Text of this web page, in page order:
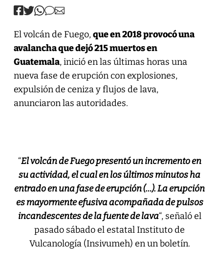
El volcán de Fuego,que en 2018 provocó una
avalancha que dejó 215 muertos en
Guatemala, inició en las últimas horas una
nueva fase de erupción con explosiones,
expulsión de ceniza y flujos de lava,
anunciaron las autoridades.
“El volcán de Fuego presentó un incremento en
su actividad, el cual en los últimos minutos ha
entrado en una fase de erupción (…). La erupción
es mayormente efusiva acompañada de pulsos
incandescentes de la fuente de lava“, señaló el
pasado sábado el estatal Instituto de
Vulcanología (Insivumeh) en un boletín.